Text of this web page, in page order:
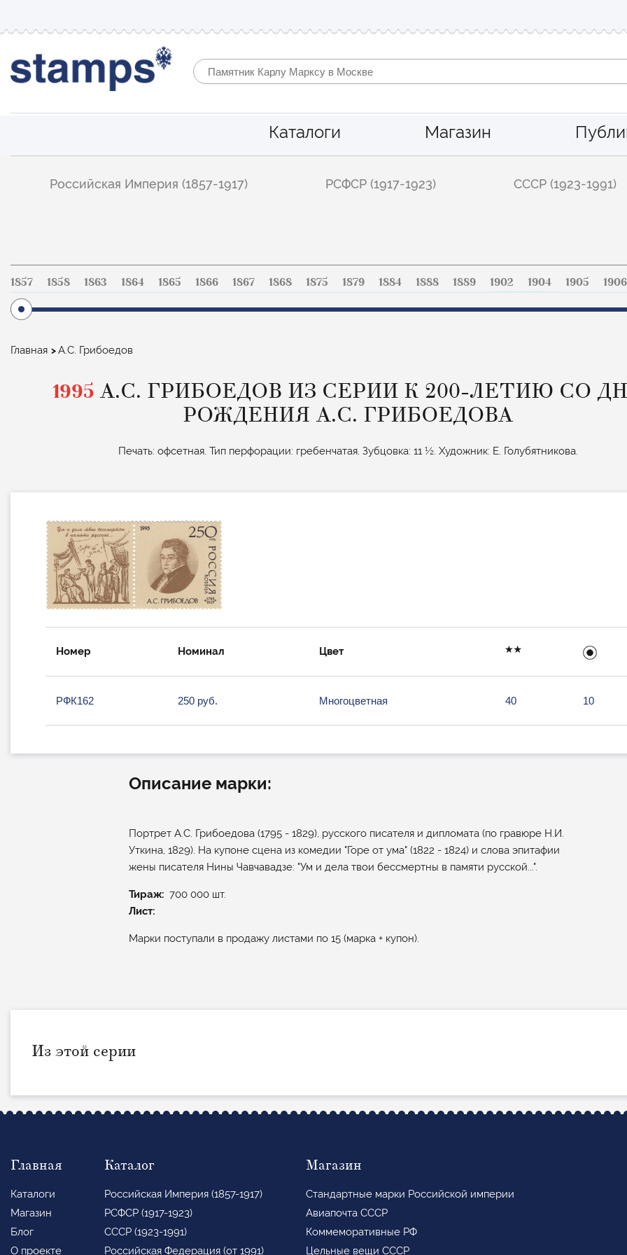
Каталоги Магазин
Российская Империя (1857-1917) РСФСР (1917-1923) СССР (1923-1991)
1857 1858 1863 1864 1865 1866 1867 1868 1875 1879 1884 1888 1889 1902 1904 1905 1906
Строка
Главная А.С. Грибоедов
1995 А.С. ГРИБОЕДОВ ИЗ СЕРИИ К 200-ЛЕТИЮ СО
РОЖДЕНИЯ А.С. ГРИБОЕДОВА
Печать: офсетная. Тип перфорации: гребенчатая. Зубцовка: 11 ½. Художник: Е. Голубятникова.
Номер Номинал Цвет
РФК162 250 руб. Многоцветная 40 10
Описание марки:
Портрет А.С. Грибоедова (1795 - 1829), русского писателя и дипломата (по гравюре Н.И.
Уткина, 1829). На купоне сцена из комедии "Горе от ума" (1822 - 1824) и слова эпитафии
жены писателя Нины Чавчавадзе: "Ум и дела твои бессмертны в памяти русской...".
Тираж
700 000 шт.
Лист:
Марки поступали в продажу листами по 15 (марка + купон).
Из этой серии
Главная
Каталоги
Магазин
Блог
О проекте
Каталог
Российская Империя (1857-1917)
РСФСР (1917-1923)
СССР (1923-1991)
Российская Федерация (от 1991)
Магазин
Стандартные марки Российской империи
Авиапочта СССР
Коммеморативные РФ
Цельные вещи СССР